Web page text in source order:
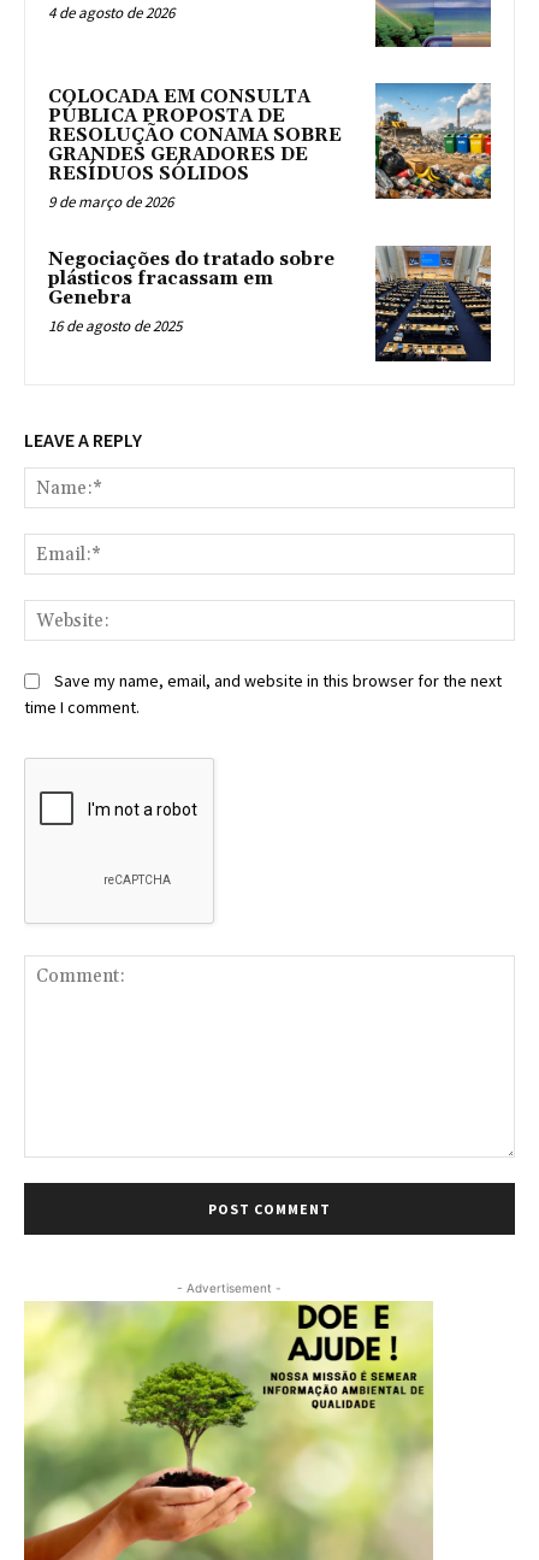
4 de agosto de 2026
COLOCADA EM CONSULTA
PÚBLICA PROPOSTA DE
RESOLUÇÃO CONAMA SOBRE
GRANDES GERADORES DE
RESÍDUOS SÓLIDOS
9 de março de 2026
Negociações do tratado sobre
plásticos fracassam em
Genebra
16 de agosto de 2025
LEAVE A REPLY
Save my name, email, and website in this browser for the next
time I comment.
- Advertisement -